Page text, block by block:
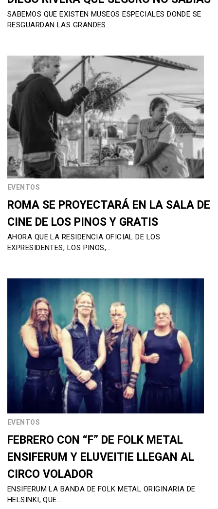
SABEMOS QUE EXISTEN MUSEOS ESPECIALES DONDE SE
RESGUARDAN LAS GRANDES…
EVENTOS
ROMA SE PROYECTARÁ EN LA SALA DE
CINE DE LOS PINOS Y GRATIS
AHORA QUE LA RESIDENCIA OFICIAL DE LOS
EXPRESIDENTES, LOS PINOS,…
EVENTOS
FEBRERO CON “F” DE FOLK METAL
ENSIFERUM Y ELUVEITIE LLEGAN AL
CIRCO VOLADOR
ENSIFERUM LA BANDA DE FOLK METAL ORIGINARIA DE
HELSINKI, QUE…